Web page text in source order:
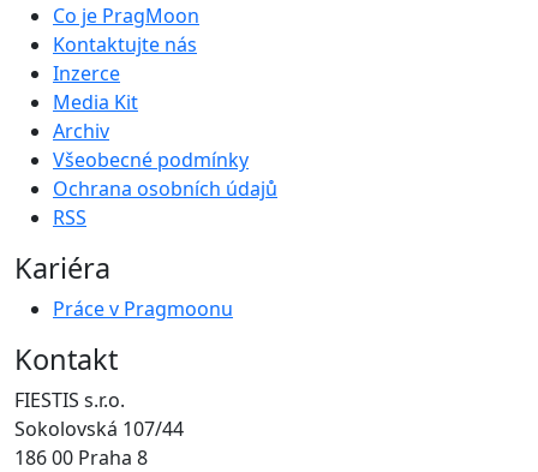
Co je PragMoon
Kontaktujte nás
Inzerce
Media Kit
Archiv
Všeobecné podmínky
Ochrana osobních údajů
RSS
Kariéra
Práce v Pragmoonu
Kontakt
FIESTIS s.r.o.
Sokolovská 107/44
186 00 Praha 8